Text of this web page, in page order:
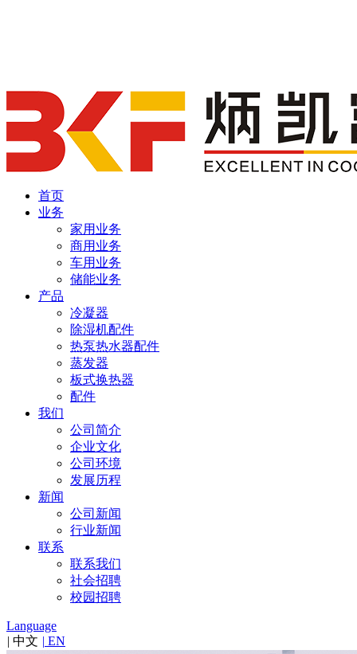
首页
业务
家用业务
商用业务
车用业务
储能业务
产品
冷凝器
除湿机配件
热泵热水器配件
蒸发器
板式换热器
配件
我们
公司简介
企业文化
公司环境
发展历程
新闻
公司新闻
行业新闻
联系
联系我们
社会招聘
校园招聘
Language
| 中文 | EN